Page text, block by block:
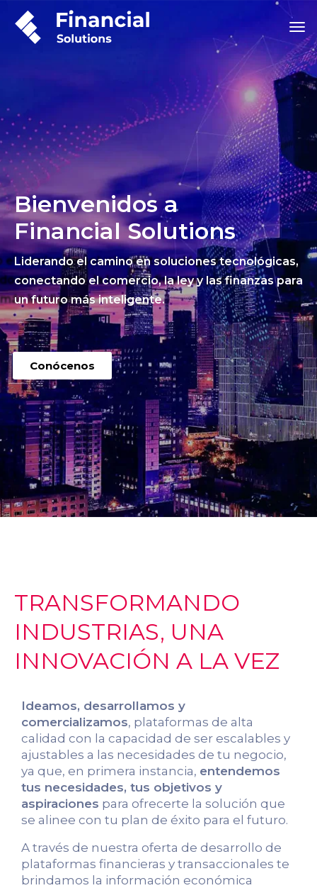
Bienvenidos a
Financial Solutions
Liderando el camino en soluciones tecnológicas,
conectando el comercio, la ley y las finanzas para
un futuro más inteligente.
Conócenos
TRANSFORMANDO
INDUSTRIAS, UNA
INNOVACIÓN A LA VEZ
Ideamos, desarrollamos y
comercializamos, plataformas de alta
calidad con la capacidad de ser escalables y
ajustables a las necesidades de tu negocio,
ya que, en primera instancia, entendemos
tus necesidades, tus objetivos y
aspiraciones para ofrecerte la solución que
se alinee con tu plan de éxito para el futuro.
A través de nuestra oferta de desarrollo de
plataformas financieras y transaccionales te
brindamos la información económica